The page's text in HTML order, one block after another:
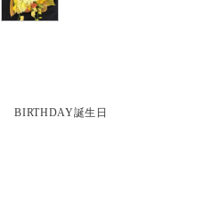
BIRTHDAY誕生日